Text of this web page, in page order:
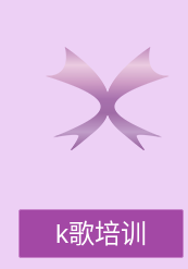
k歌培训